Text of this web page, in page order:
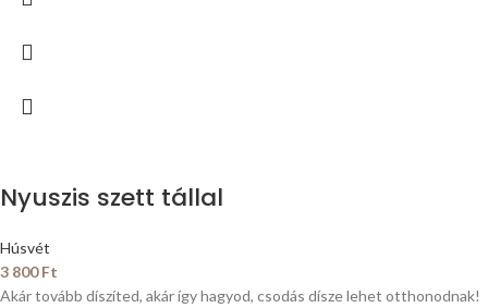
Nyuszis szett tállal
Húsvét
3 800Ft
Akár tovább díszíted, akár így hagyod, csodás dísze lehet otthonodnak!